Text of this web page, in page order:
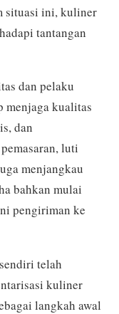
situasi ini, kuliner
tantangan
dan pelaku
menjaga kualitas
dan
luti
menjangkau
bahkan mulai
pengiriman ke
telah
kuliner
langkah awal